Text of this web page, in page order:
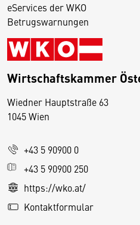
eServices der WKO
Betrugswarnungen
Wirtschaftskammer
Wiedner Hauptstraße 63
1045 Wien
+43 5 90900 0
+43 5 90900 250
https://wko.at/
Kontaktformular
D
s
e
S
e